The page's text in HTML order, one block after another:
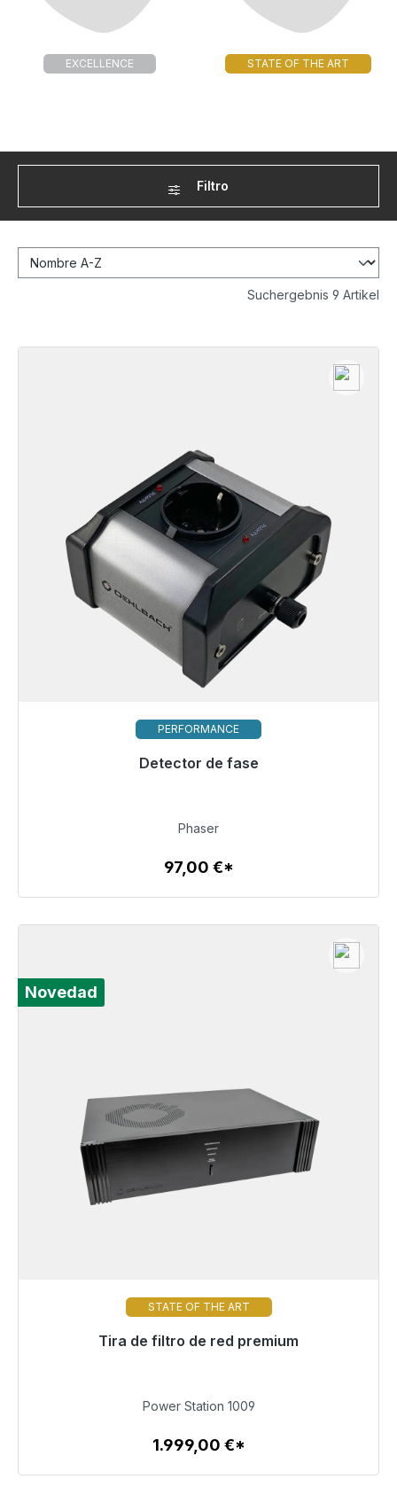
EXCELLENCE STATE OF THE ART
Filtro
Suchergebnis 9 Artikel
PERFORMANCE
Detector de fase
Listo para envío inmediato, plazo de entrega 48h*
Detalles
Phaser
97,00 €*
Novedad
STATE OF THE ART
Tira de filtro de red premium
Listo para envío inmediato, plazo de entrega 48h*
Detalles
Power Station 1009
1.999,00 €*